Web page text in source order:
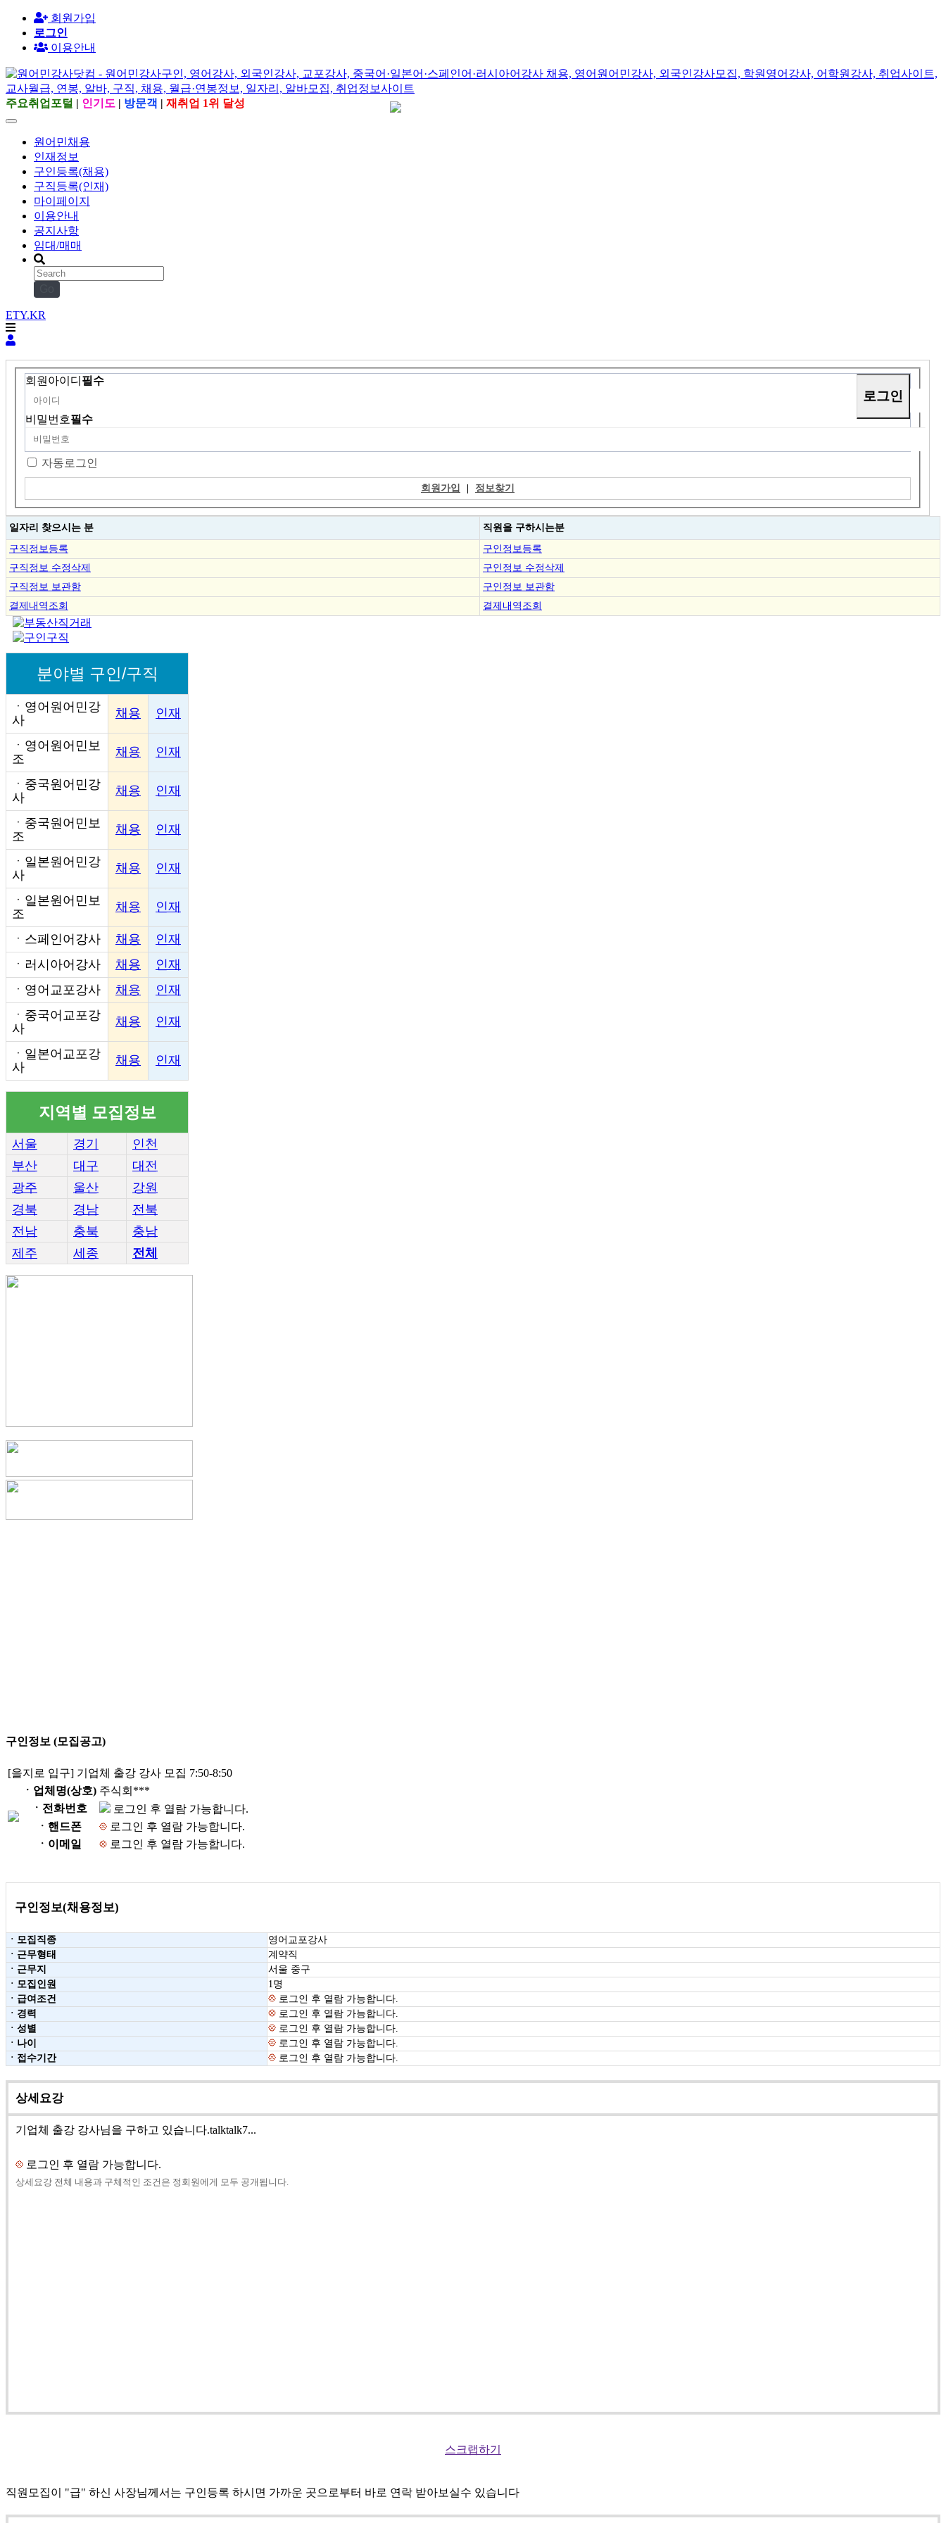
회원가입
로그인
이용안내
주요취업포털 | 인기도 | 방문객 | 재취업 1위 달성
원어민채용
인재정보
구인등록(채용)
구직등록(인재)
마이페이지
이용안내
공지사항
임대/매매
ETY.KR
회원아이디 필수
비밀번호필수
자동로그인
회원가입 | 정보찾기
일자리 찾으시는 분 직원을 구하시는분
구직정보등록
구인정보등록
구직정보 수정삭제
구인정보 수정삭제
구직정보 보관함
구인정보 보관함
결제내역조회
결제내역조회
분야별 구인/구직
ㆍ 영어원어민강
사
채용 인재
ㆍ 영어원어민보
조
채용 인재
ㆍ 중국원어민강
사
채용 인재
ㆍ 중국원어민보
조
채용 인재
ㆍ 일본원어민강
사
채용 인재
ㆍ 일본원어민보
조
채용 인재
ㆍ 스페인어강사 채용
인재
ㆍ 러시아어강사 채용
인재
ㆍ 영어교포강사 채용
인재
ㆍ 중국어교포강
사
채용 인재
ㆍ 일본어교포강
사
채용 인재
지역별 모집정보
서울 경기
인천
부산
대구
대전
광주
울산
강원
경북
경남
전북
전남
충북
충남
제주
세종 전체
구인정보 (모집공고)
[을지로 입구] 기업체 출강 강사 모집 7:50-8:50
ㆍ업체명(상호) 주식회***
ㆍ전화번호
로그인 후 열람 가능합니다.
ㆍ핸드폰
로그인 후 열람 가능합니다.
ㆍ이메일
로그인 후 열람 가능합니다.
구인정보(채용정보)
ㆍ모집직종
영어교포강사
ㆍ근무형태
계약직
ㆍ근무지
서울 중구
ㆍ모집인원
1명
ㆍ급여조건
로그인 후 열람 가능합니다.
ㆍ경력
로그인 후 열람 가능합니다.
ㆍ성별
로그인 후 열람 가능합니다.
ㆍ나이
로그인 후 열람 가능합니다.
ㆍ접수기간
로그인 후 열람 가능합니다.
상세요강
기업체 출강 강사님을 구하고 있습니다.talktalk7...
로그인 후 열람 가능합니다.
상세요강 전체 내용과 구체적인 조건은 정회원에게 모두 공개됩니다.
스크랩하기
직원모집이 "급" 하신 사장님께서는 구인등록 하시면 가까운 곳으로부터 바로 연락 받아보실수 있습니다